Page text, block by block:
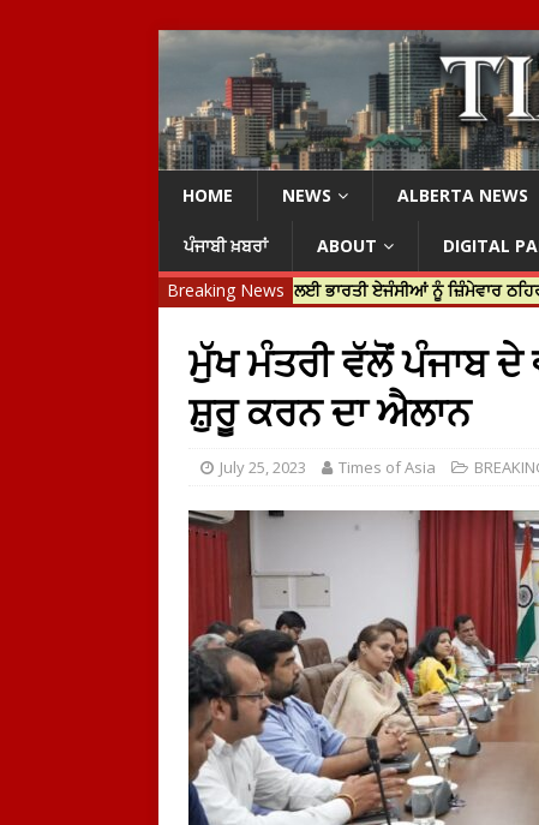
HOME NEWS ALBERTA NEWS
ਪੰਜਾਬੀ ਖ਼ਬਰਾਂ ABOUT
DIGITAL
Breaking News
ਨੇ ਹਰਦੀਪ ਨਿੱਝਰ ਦੀ ਹੱਤਿਆ ਲਈ ਭਾਰਤੀ ਏਜੰਸੀਆਂ ਨੂੰ ਜ਼ਿੰਮੇਵਾਰ ਠਹਿਰਾਇਆ
ਮੁੱਖ ਮੰਤਰੀ ਵੱਲੋਂ ਪੰਜਾਬ ਦੇ
ਸ਼ੁਰੂ ਕਰਨ ਦਾ ਐਲਾਨ
July 25, 2023 Times of Asia